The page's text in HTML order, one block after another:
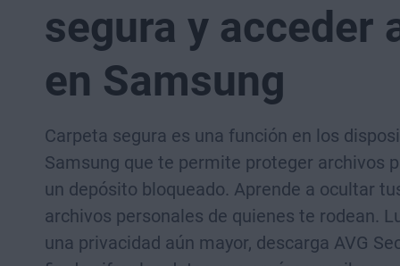
segura y acceder
en Samsung
Carpeta segura es una función en los
Samsung que te permite proteger archivos
un depósito bloqueado. Aprende a ocultar
archivos personales de quienes te rodean.
una privacidad aún mayor, descarga AVG